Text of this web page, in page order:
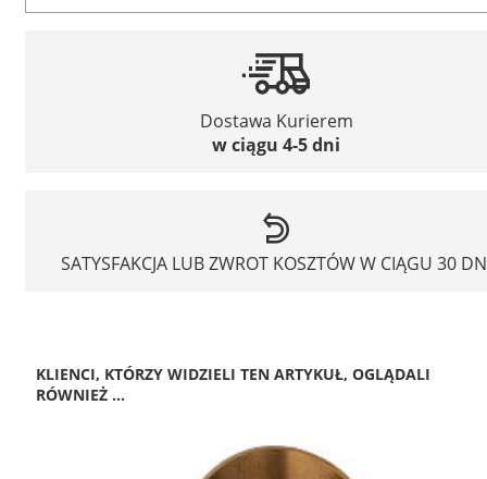
Dostawa Kurierem
w ciągu 4-5 dni
SATYSFAKCJA LUB ZWROT KOSZTÓW W CIĄGU 30
KLIENCI, KTÓRZY WIDZIELI TEN ARTYKUŁ, OGLĄDALI
RÓWNIEŻ ...